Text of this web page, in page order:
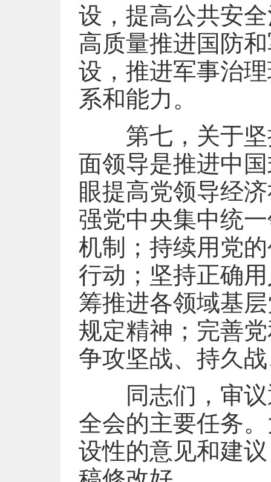
设，提高公共安
高质量推进国防
设，推进军事治
系和能力。
第七，关于坚
面领导是推进中
眼提高党领导经
强党中央集中统
机制；持续用党
行动；坚持正确
筹推进各领域基
规定精神；完善
争攻坚战、持久
同志们，审议
全会的主要任务
设性的意见和建